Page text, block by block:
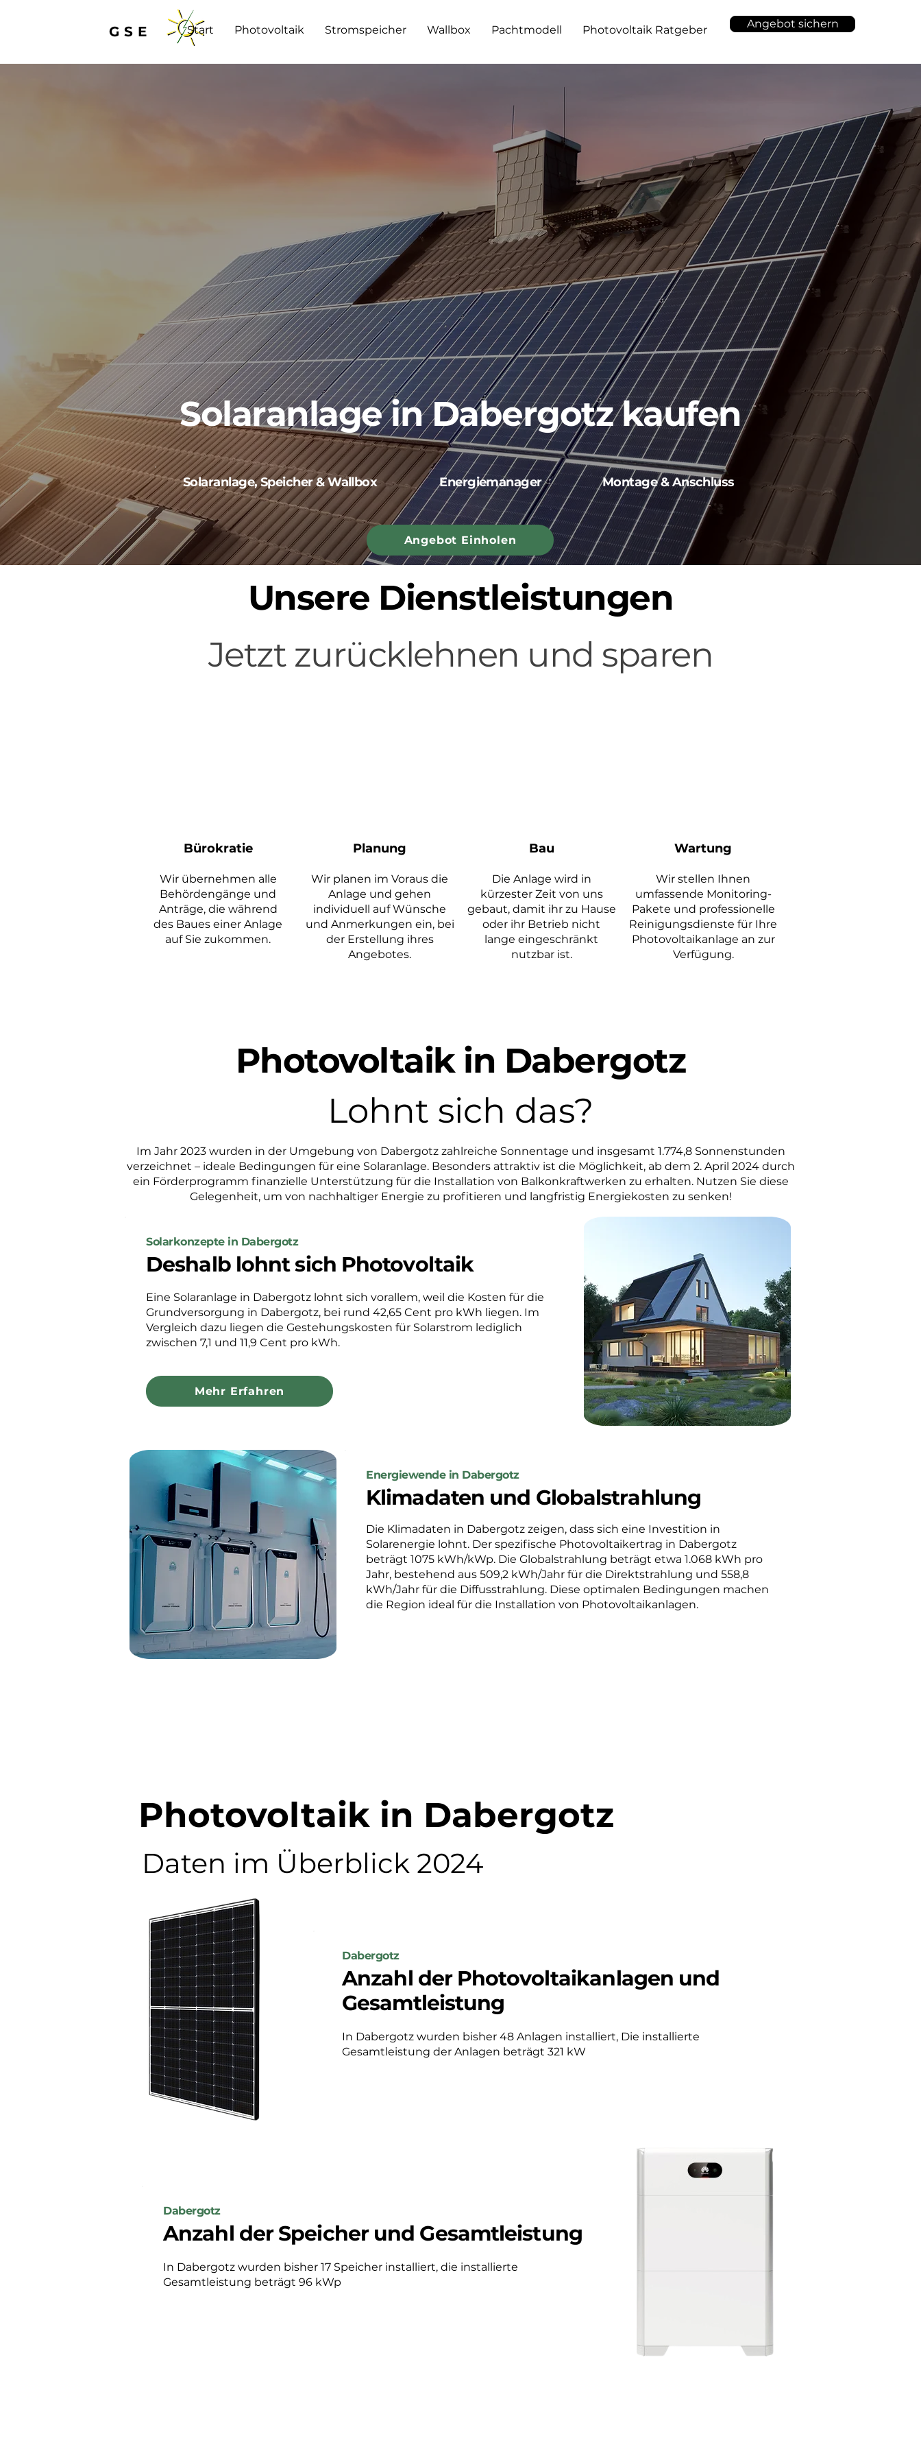
GSE Start Photovoltaik Stromspeicher Wallbox Pachtmodell Photovoltaik Ratgeber Angebot sichern
Solaranlage in Dabergotz kaufen
Solaranlage, Speicher & Wallbox Energiemanager Montage & Anschluss
Angebot Einholen
Unsere Dienstleistungen
Jetzt zurücklehnen und sparen
Bürokratie Planung Bau Wartung
Wir übernehmen alle
Behördengänge und
Anträge, die während
des Baues einer Anlage
auf Sie zukommen.
Wir planen im Voraus die
Anlage und gehen
individuell auf Wünsche
und Anmerkungen ein, bei
der Erstellung ihres
Angebotes.
Die Anlage wird in
kürzester Zeit von uns
gebaut, damit ihr zu Hause
oder ihr Betrieb nicht
lange eingeschränkt
nutzbar ist.
Wir stellen Ihnen
umfassende Monitoring-
Pakete und professionelle
Reinigungsdienste für Ihre
Photovoltaikanlage an zur
Verfügung.
Solarkonzepte in Dabergotz
Deshalb lohnt sich Photovoltaik
Eine Solaranlage in Dabergotz lohnt sich vorallem, weil die Kosten für die
Grundversorgung in Dabergotz, bei rund 42,65 Cent pro kWh liegen. Im
Vergleich dazu liegen die Gestehungskosten für Solarstrom lediglich
zwischen 7,1 und 11,9 Cent pro kWh.
Mehr Erfahren
Energiewende in Dabergotz
Klimadaten und Globalstrahlung
Die Klimadaten in Dabergotz zeigen, dass sich eine Investition in
Solarenergie lohnt. Der spezifische Photovoltaikertrag in Dabergotz
beträgt 1075 kWh/kWp. Die Globalstrahlung beträgt etwa 1.068 kWh pro
Jahr, bestehend aus 509,2 kWh/Jahr für die Direktstrahlung und 558,8
kWh/Jahr für die Diffusstrahlung. Diese optimalen Bedingungen machen
die Region ideal für die Installation von Photovoltaikanlagen.
Im Jahr 2023 wurden in der Umgebung von Dabergotz zahlreiche Sonnentage und insgesamt 1.774,8 Sonnenstunden
verzeichnet – ideale Bedingungen für eine Solaranlage. Besonders attraktiv ist die Möglichkeit, ab dem 2. April 2024 durch
ein Förderprogramm finanzielle Unterstützung für die Installation von Balkonkraftwerken zu erhalten. Nutzen Sie diese
Gelegenheit, um von nachhaltiger Energie zu profitieren und langfristig Energiekosten zu senken!
Photovoltaik in Dabergotz
Lohnt sich das?
Dabergotz
Anzahl der Speicher und Gesamtleistung
In Dabergotz wurden bisher 17 Speicher installiert, die installierte
Gesamtleistung beträgt 96 kWp
Dabergotz
Anzahl der Photovoltaikanlagen und
Gesamtleistung
In Dabergotz wurden bisher 48 Anlagen installiert, Die installierte
Gesamtleistung der Anlagen beträgt 321 kW
Photovoltaik in Dabergotz
Daten im Überblick 2024